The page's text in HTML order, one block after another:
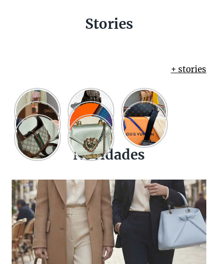
Stories
+ stories
Novidades